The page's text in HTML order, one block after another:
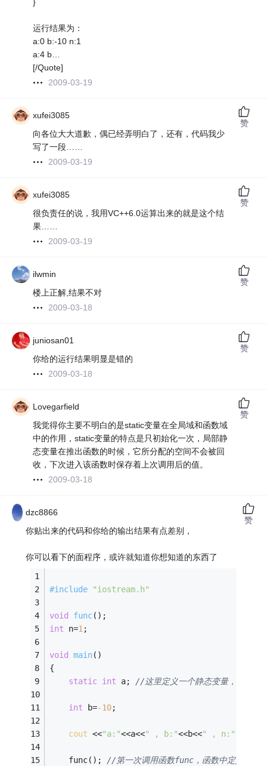
}
运行结果为：
a:0 b:-10 n:1
a:4 b…
[/Quote]
2009-03-19
xufei3085
向各位大大道歉，偶已经弄明白了，还有，代码我少
写了一段……
2009-03-19
赞
xufei3085
很负责任的说，我用VC++6.0运算出来的就是这个结
果……
2009-03-19
赞
ilwmin
楼上正解,结果不对
2009-03-18
赞
juniosan01
你给的运行结果明显是错的
2009-03-18
赞
Lovegarfield
我觉得你主要不明白的是static变量在全局域和函数域
中的作用，static变量的特点是只初始化一次，局部静
态变量在推出函数的时候，它所分配的空间不会被回
收，下次进入该函数时保存着上次调用后的值。
2009-03-18
赞
dzc8866
你贴出来的代码和你给的输出结果有点差别，
你可以看下的面程序，或许就知道你想知道的东西了
#include "iostream.h"
void func() ;
int n=1;
void main()
{
static int a; //这里定义一个静态变量，但是没
int b=-10;
cout <<"a:"<<a<<" , b:"<<b<<" , n:"
	func();
//第一次调用函数func，函数中定义静态
赞